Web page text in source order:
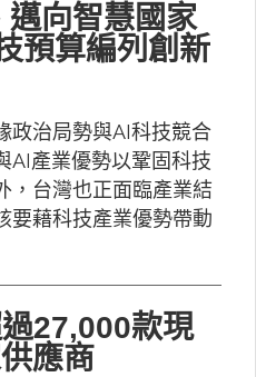
向智慧國家
預算編列創新
政治局勢與AI科技競合
AI產業優勢以鞏固科技
，台灣也正面臨產業結
要藉科技產業優勢帶動
27,000款現
應商